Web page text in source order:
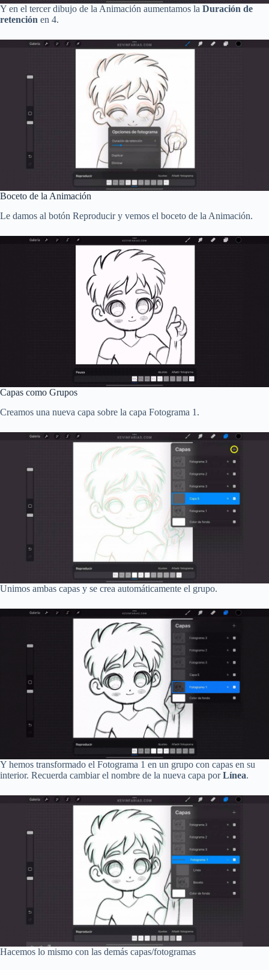
Y en el tercer dibujo de la Animación aumentamos la Duración de
retención en 4.
Boceto de la Animación
Le damos al botón Reproducir y vemos el boceto de la Animación.
Capas como Grupos
Creamos una nueva capa sobre la capa Fotograma 1.
Unimos ambas capas y se crea automáticamente el grupo.
Y hemos transformado el Fotograma 1 en un grupo con capas en su
interior. Recuerda cambiar el nombre de la nueva capa porLínea.
Hacemos lo mismo con las demás capas/fotogramas